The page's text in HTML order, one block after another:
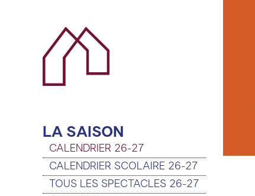
LA SAISON
CALENDRIER 26-27
CALENDRIER SCOLAIRE 26-27
TOUS LES SPECTACLES 26-27